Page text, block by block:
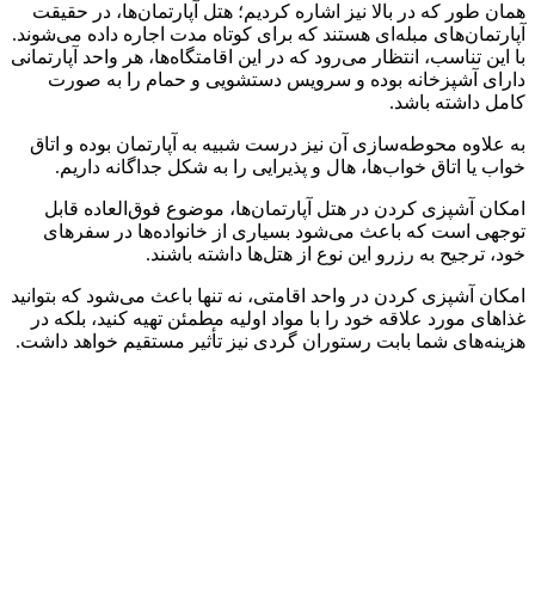
همان طور که در بالا نیز اشاره کردیم؛ هتل آپارتمان‌ها، در حقیقت
آپارتمان‌های مبله‌ای هستند که برای کوتاه مدت اجاره داده می‌شوند.
با این تناسب، انتظار می‌رود که در این اقامتگاه‌ها، هر واحد آپارتمانی
دارای آشپزخانه بوده و سرویس دستشویی و حمام را به صورت
کامل داشته باشد.
به علاوه محوطه‌سازی آن نیز درست شبیه به آپارتمان بوده و اتاق
خواب یا اتاق خواب‌ها، هال و پذیرایی را به شکل جداگانه داریم.
امکان آشپزی کردن در هتل آپارتمان‌ها، موضوع فوق‌العاده قابل
توجهی است که باعث می‌شود بسیاری از خانواده‌ها در سفر‌های
خود، ترجیح به رزرو این نوع از هتل‌ها داشته باشند.
امکان آشپزی کردن در واحد اقامتی، نه تنها باعث می‌شود که بتوانید
غذا‌های مورد علاقه خود را با مواد اولیه مطمئن تهیه کنید، بلکه در
هزینه‌های شما بابت رستوران گردی نیز تأثیر مستقیم خواهد داشت.